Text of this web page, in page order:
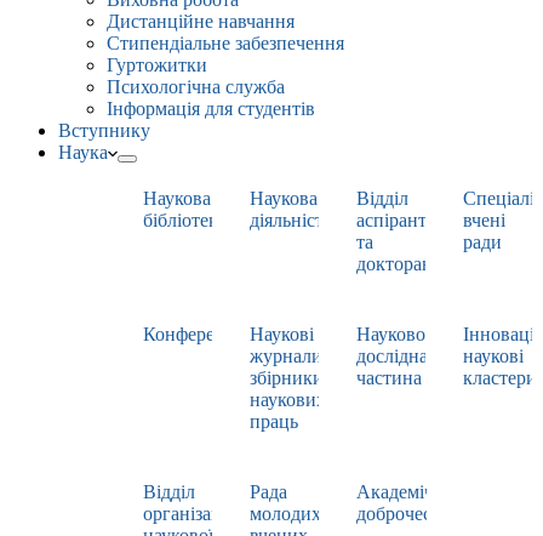
Дистанційне навчання
Стипендіальне забезпечення
Гуртожитки
Психологічна служба
Інформація для студентів
Вступнику
Наука
Наукова
бібліотека
Наукова
діяльність
Відділ
аспірантури
та
докторантури
вчені
ради
Конференції
Наукові
журнали,
збірники
наукових
праць
Науково-
дослідна
частина
наукові
кластери
Відділ
організації
Рада
молодих
Академічна
доброчесність